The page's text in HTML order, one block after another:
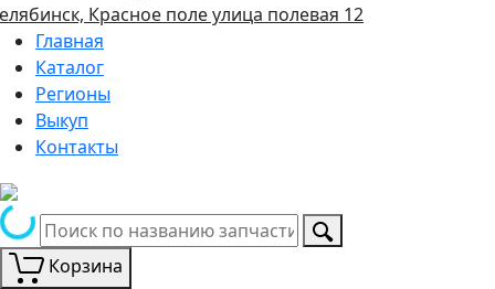
Красное поле улица полевая 12
Главная
Каталог
Регионы
Выкуп
Контакты
Корзина